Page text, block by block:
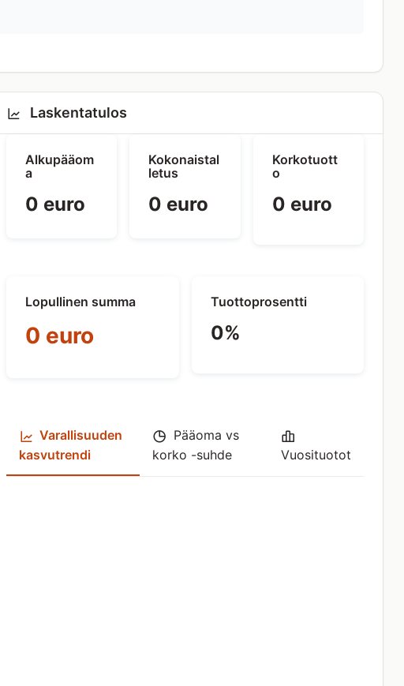
Laskentatulos
Alkupääom
a
0 euro
Kokonaistal
letus
0 euro
Korkotuott
o
0 euro
Lopullinen summa
0 euro
Tuottoprosentti
0%
Varallisuuden
kasvutrendi
Pääoma vs
korko -suhde
Vuosituotot